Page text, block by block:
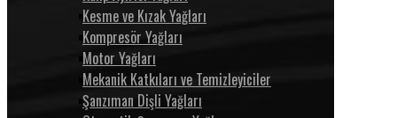
Kesme ve Kızak Yağları
Kompresör Yağları
Motor Yağları
Mekanik Katkıları ve Temizleyiciler
Şanzıman Dişli Yağları